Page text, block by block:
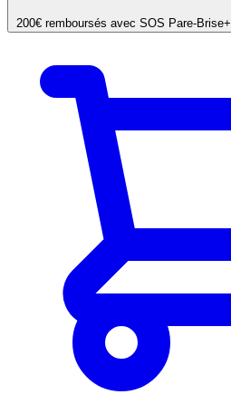
200€ remboursés avec SOS Pare-Brise+